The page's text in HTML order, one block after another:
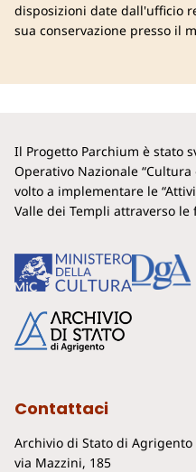
disposizioni date dall'ufficio
sua conservazione presso il
Il Progetto Parchium è stato
Operativo Nazionale “Cultura
volto a implementare le
Valle dei Templi attraverso le
Contattaci
Archivio di Stato di Agrigento
via Mazzini, 185